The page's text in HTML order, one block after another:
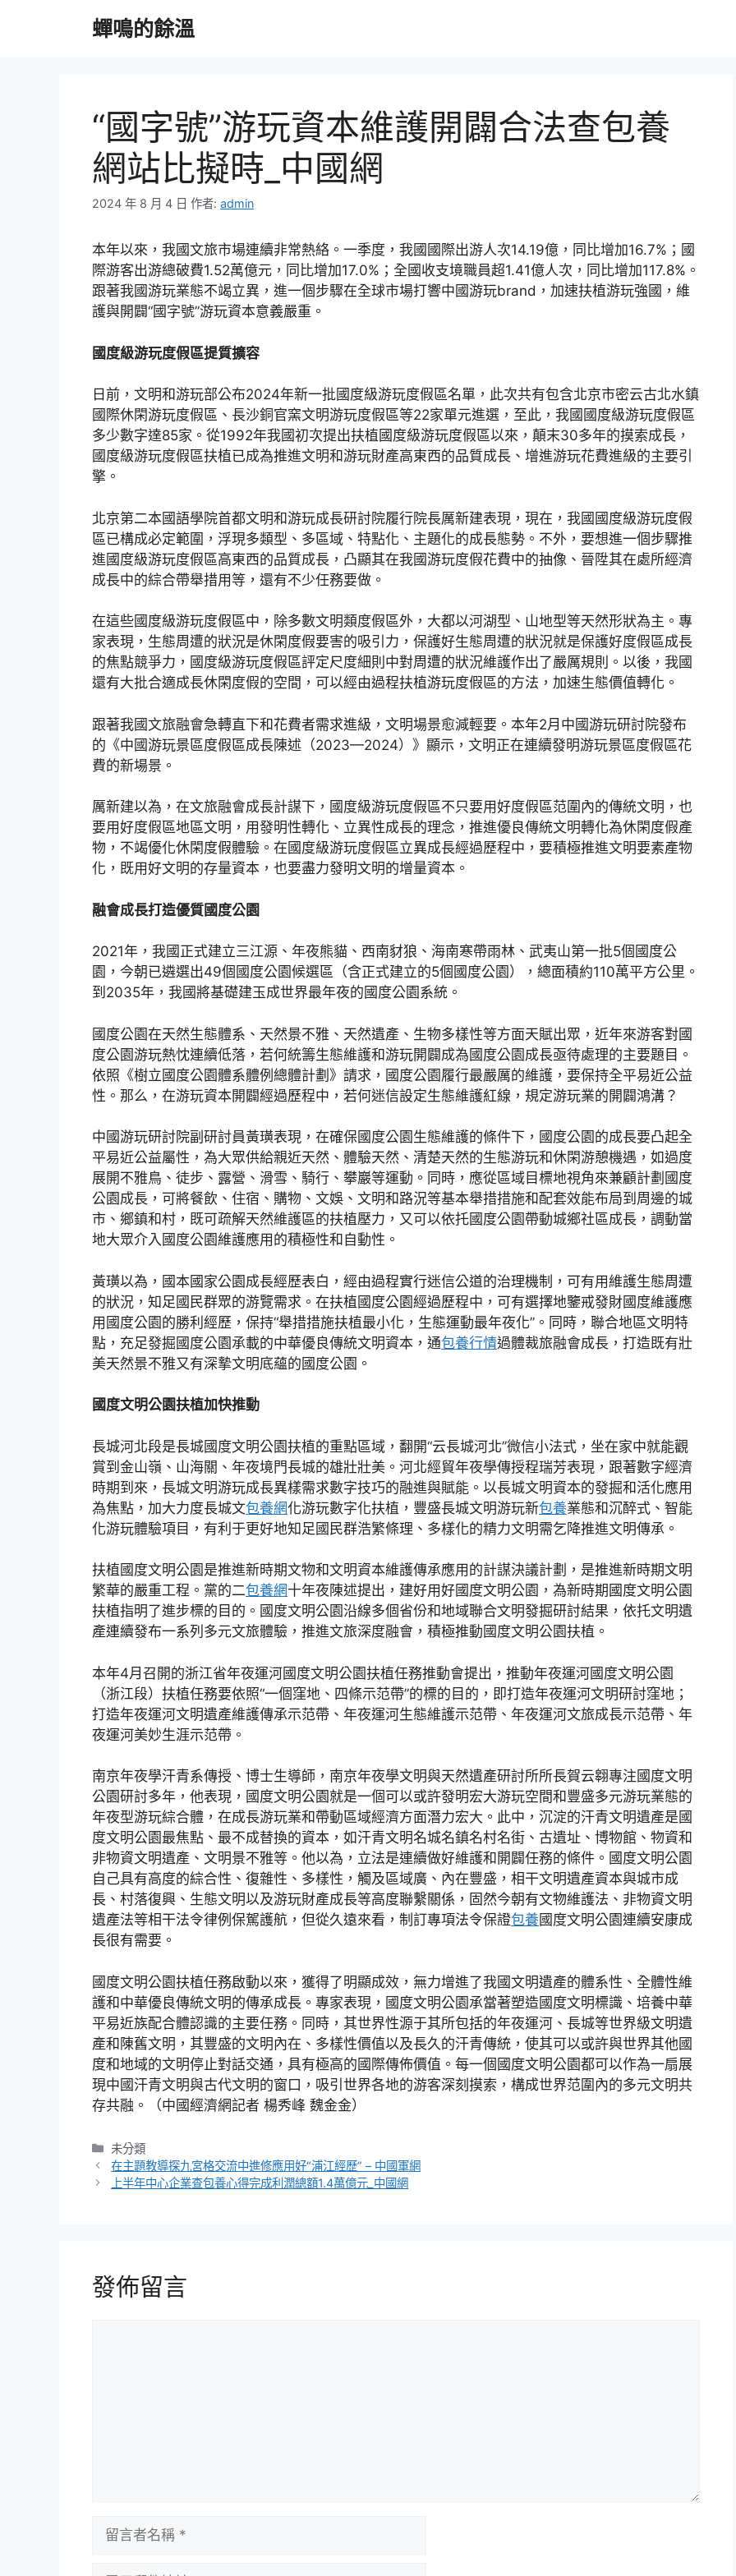
蟬鳴的餘溫
“國字號”游玩資本維護開闢合法查包養
網站比擬時_中國網
2024 年 8 月 4 日 作者: admin
本年以來，我國文旅市場連續非常熱絡。一季度，我國國際出游人次14.19億，同比增加16.7%；國
際游客出游總破費1.52萬億元，同比增加17.0%；全國收支境職員超1.41億人次，同比增加117.8%。
跟著我國游玩業態不竭立異，進一個步驟在全球市場打響中國游玩brand，加速扶植游玩強國，維
護與開闢“國字號”游玩資本意義嚴重。
國度級游玩度假區提質擴容
日前，文明和游玩部公布2024年新一批國度級游玩度假區名單，此次共有包含北京市密云古北水鎮
國際休閑游玩度假區、長沙銅官窯文明游玩度假區等22家單元進選，至此，我國國度級游玩度假區
多少數字達85家。從1992年我國初次提出扶植國度級游玩度假區以來，顛末30多年的摸索成長，
國度級游玩度假區扶植已成為推進文明和游玩財產高東西的品質成長、增進游玩花費進級的主要引
擎。
北京第二本國語學院首都文明和游玩成長研討院履行院長厲新建表現，現在，我國國度級游玩度假
區已構成必定範圍，浮現多類型、多區域、特點化、主題化的成長態勢。不外，要想進一個步驟推
進國度級游玩度假區高東西的品質成長，凸顯其在我國游玩度假花費中的抽像、晉陞其在處所經濟
成長中的綜合帶舉措用等，還有不少任務要做。
在這些國度級游玩度假區中，除多數文明類度假區外，大都以河湖型、山地型等天然形狀為主。專
家表現，生態周遭的狀況是休閑度假要害的吸引力，保護好生態周遭的狀況就是保護好度假區成長
的焦點競爭力，國度級游玩度假區評定尺度細則中對周遭的狀況維護作出了嚴厲規則。以後，我國
還有大批合適成長休閑度假的空間，可以經由過程扶植游玩度假區的方法，加速生態價值轉化。
跟著我國文旅融會急轉直下和花費者需求進級，文明場景愈減輕要。本年2月中國游玩研討院發布
的《中國游玩景區度假區成長陳述（2023—2024）》顯示，文明正在連續發明游玩景區度假區花
費的新場景。
厲新建以為，在文旅融會成長計謀下，國度級游玩度假區不只要用好度假區范圍內的傳統文明，也
要用好度假區地區文明，用發明性轉化、立異性成長的理念，推進優良傳統文明轉化為休閑度假產
物，不竭優化休閑度假體驗。在國度級游玩度假區立異成長經過歷程中，要積極推進文明要素產物
化，既用好文明的存量資本，也要盡力發明文明的增量資本。
融會成長打造優質國度公園
2021年，我國正式建立三江源、年夜熊貓、西南豺狼、海南寒帶雨林、武夷山第一批5個國度公
園，今朝已遴選出49個國度公園候選區（含正式建立的5個國度公園），總面積約110萬平方公里。
到2035年，我國將基礎建玉成世界最年夜的國度公園系統。
國度公園在天然生態體系、天然景不雅、天然遺產、生物多樣性等方面天賦出眾，近年來游客對國
度公園游玩熱忱連續低落，若何統籌生態維護和游玩開闢成為國度公園成長亟待處理的主要題目。
依照《樹立國度公園體系體例總體計劃》請求，國度公園履行最嚴厲的維護，要保持全平易近公益
性。那么，在游玩資本開闢經過歷程中，若何迷信設定生態維護紅線，規定游玩業的開闢鴻溝？
中國游玩研討院副研討員黃璜表現，在確保國度公園生態維護的條件下，國度公園的成長要凸起全
平易近公益屬性，為大眾供給親近天然、體驗天然、清楚天然的生態游玩和休閑游憩機遇，如過度
展開不雅鳥、徒步、露營、滑雪、騎行、攀巖等運動。同時，應從區域目標地視角來兼顧計劃國度
公園成長，可將餐飲、住宿、購物、文娛、文明和路況等基本舉措措施和配套效能布局到周邊的城
市、鄉鎮和村，既可疏解天然維護區的扶植壓力，又可以依托國度公園帶動城鄉社區成長，調動當
地大眾介入國度公園維護應用的積極性和自動性。
黃璜以為，國本國家公園成長經歷表白，經由過程實行迷信公道的治理機制，可有用維護生態周遭
的狀況，知足國民群眾的游覽需求。在扶植國度公園經過歷程中，可有選擇地鑒戒發財國度維護應
用國度公園的勝利經歷，保持“舉措措施扶植最小化，生態運動最年夜化”。同時，聯合地區文明特
點，充足發掘國度公園承載的中華優良傳統文明資本，通包養行情過體裁旅融會成長，打造既有壯
美天然景不雅又有深摯文明底蘊的國度公園。
國度文明公園扶植加快推動
長城河北段是長城國度文明公園扶植的重點區域，翻開“云長城河北”微信小法式，坐在家中就能觀
賞到金山嶺、山海關、年夜境門長城的雄壯壯美。河北經貿年夜學傳授程瑞芳表現，跟著數字經濟
時期到來，長城文明游玩成長異樣需求數字技巧的融進與賦能。以長城文明資本的發掘和活化應用
為焦點，加大力度長城文包養網化游玩數字化扶植，豐盛長城文明游玩新包養業態和沉醉式、智能
化游玩體驗項目，有利于更好地知足國民群浩繁條理、多樣化的精力文明需乞降推進文明傳承。
扶植國度文明公園是推進新時期文物和文明資本維護傳承應用的計謀決議計劃，是推進新時期文明
繁華的嚴重工程。黨的二包養網十年夜陳述提出，建好用好國度文明公園，為新時期國度文明公園
扶植指明了進步標的目的。國度文明公園沿線多個省份和地域聯合文明發掘研討結果，依托文明遺
產連續發布一系列多元文旅體驗，推進文旅深度融會，積極推動國度文明公園扶植。
本年4月召開的浙江省年夜運河國度文明公園扶植任務推動會提出，推動年夜運河國度文明公園
（浙江段）扶植任務要依照“一個窪地、四條示范帶”的標的目的，即打造年夜運河文明研討窪地；
打造年夜運河文明遺產維護傳承示范帶、年夜運河生態維護示范帶、年夜運河文旅成長示范帶、年
夜運河美妙生涯示范帶。
南京年夜學汗青系傳授、博士生導師，南京年夜學文明與天然遺產研討所所長賀云翱專注國度文明
公園研討多年，他表現，國度文明公園就是一個可以或許發明宏大游玩空間和豐盛多元游玩業態的
年夜型游玩綜合體，在成長游玩業和帶動區域經濟方面潛力宏大。此中，沉淀的汗青文明遺產是國
度文明公園最焦點、最不成替換的資本，如汗青文明名城名鎮名村名街、古遺址、博物館、物資和
非物資文明遺產、文明景不雅等。他以為，立法是連續做好維護和開闢任務的條件。國度文明公園
自己具有高度的綜合性、復雜性、多樣性，觸及區域廣、內在豐盛，相干文明遺產資本與城市成
長、村落復興、生態文明以及游玩財產成長等高度聯繫關係，固然今朝有文物維護法、非物資文明
遺產法等相干法令律例保駕護航，但從久遠來看，制訂專項法令保證包養國度文明公園連續安康成
長很有需要。
國度文明公園扶植任務啟動以來，獲得了明顯成效，無力增進了我國文明遺產的體系性、全體性維
護和中華優良傳統文明的傳承成長。專家表現，國度文明公園承當著塑造國度文明標識、培養中華
平易近族配合體認識的主要任務。同時，其世界性源于其所包括的年夜運河、長城等世界級文明遺
產和陳舊文明，其豐盛的文明內在、多樣性價值以及長久的汗青傳統，使其可以或許與世界其他國
度和地域的文明停止對話交通，具有極高的國際傳佈價值。每一個國度文明公園都可以作為一扇展
現中國汗青文明與古代文明的窗口，吸引世界各地的游客深刻摸索，構成世界范圍內的多元文明共
存共融。（中國經濟網記者 楊秀峰 魏金金）
分
類
未分類
在主題教導探九宮格交流中進修應用好“浦江經歷” – 中國軍網
上半年中心企業查包養心得完成利潤總額1.4萬億元_中國網
發佈留言